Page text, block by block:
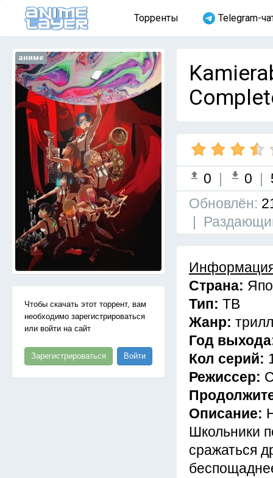
Торренты Telegram-
аниме
Чтобы скачать этот торрент, вам
необходимо зарегистрироваться
или войти на сайт
Зарегистрироваться Войти
0 | 0 |
Обновлён:
|
Страна:
Тип: ТВ
Жанр:
Год
Кол серий:
Режиссер:
Описание:
Школьники
сражаться